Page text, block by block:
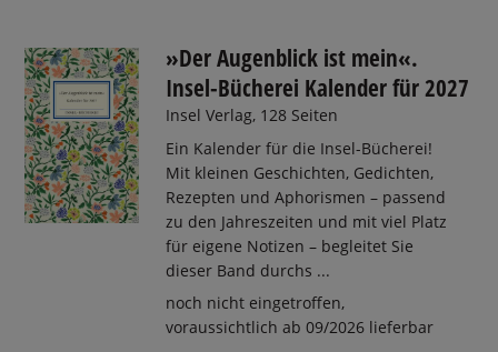
»Der Augenblick ist mein«.
Insel-Bücherei Kalender für 2027
Insel Verlag, 128 Seiten
Ein Kalender für die Insel-Bücherei!
Mit kleinen Geschichten, Gedichten,
Rezepten und Aphorismen – passend
zu den Jahreszeiten und mit viel Platz
für eigene Notizen – begleitet Sie
dieser Band durchs ...
noch nicht eingetroffen,
voraussichtlich ab 09/2026 lieferbar